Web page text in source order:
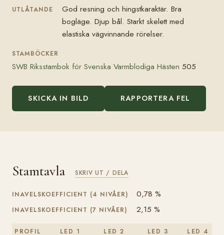
UTLÅTANDE
God resning och hingstkaraktär. Bra
bogläge. Djup bål. Starkt skelett med
elastiska vägvinnande rörelser.
STAMBÖCKER
SWB Riksstambok för Svenska Varmblodiga Hästen 505
SKICKA IN BILD RAPPORTERA FEL
Stamtavla SKRIV UT / DELA
INAVELSKOEFFICIENT (4 NIVÅER) 0,78 %
INAVELSKOEFFICIENT (7 NIVÅER) 2,15 %
PROFIL LED 1 LED 2 LED 3 LED 4